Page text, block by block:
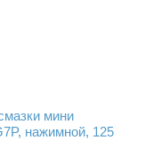
мини
нажимной, 125